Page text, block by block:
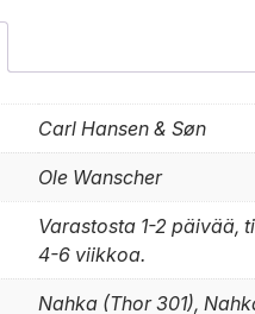
Carl Hansen & Søn
Ole Wanscher
Varastosta 1-2 päivää,
4-6 viikkoa.
Nahka (Thor 301),